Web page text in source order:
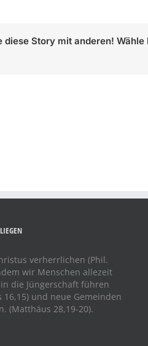
diese Story mit anderen!
verherrlichen (Phil.
wir Menschen allezeit
die Jüngerschaft führen
16,15) und neue Gemeinden
(Matthäus 28,19-20).